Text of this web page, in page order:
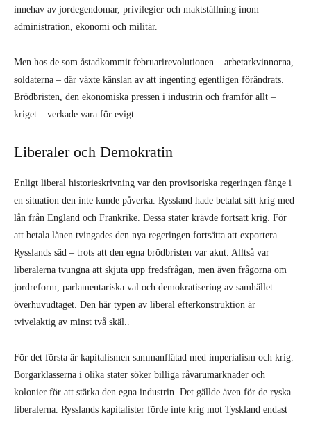
innehav av jordegendomar, privilegier och maktställning inom
administration, ekonomi och militär.
Men hos de som åstadkommit februarirevolutionen – arbetarkvinnorna,
soldaterna – där växte känslan av att ingenting egentligen förändrats.
Brödbristen, den ekonomiska pressen i industrin och framför allt –
kriget – verkade vara för evigt.
Liberaler och Demokratin
Enligt liberal historieskrivning var den provisoriska regeringen fånge i
en situation den inte kunde påverka. Ryssland hade betalat sitt krig med
lån från England och Frankrike. Dessa stater krävde fortsatt krig. För
att betala lånen tvingades den nya regeringen fortsätta att exportera
Rysslands säd – trots att den egna brödbristen var akut. Alltså var
liberalerna tvungna att skjuta upp fredsfrågan, men även frågorna om
jordreform, parlamentariska val och demokratisering av samhället
överhuvudtaget. Den här typen av liberal efterkonstruktion är
tvivelaktig av minst två skäl..
För det första är kapitalismen sammanflätad med imperialism och krig.
Borgarklasserna i olika stater söker billiga råvarumarknader och
kolonier för att stärka den egna industrin. Det gällde även för de ryska
liberalerna. Rysslands kapitalister förde inte krig mot Tyskland endast